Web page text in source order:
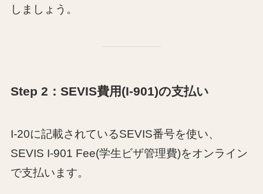
しましょう。
Step 2：SEVIS費用(I-901)の支払い
I-20に記載されているSEVIS番号を使い、
SEVIS I-901 Fee(学生ビザ管理費)をオンライン
で支払います。